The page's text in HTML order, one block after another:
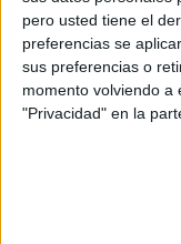
pero usted tiene el
preferencias se
sus preferencias o
momento volviendo a
"Privacidad" en la
ImprimirEnvia PDF